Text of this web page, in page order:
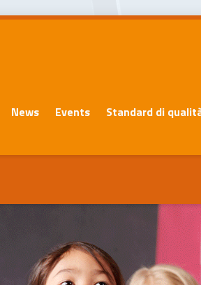
News Events Standard di